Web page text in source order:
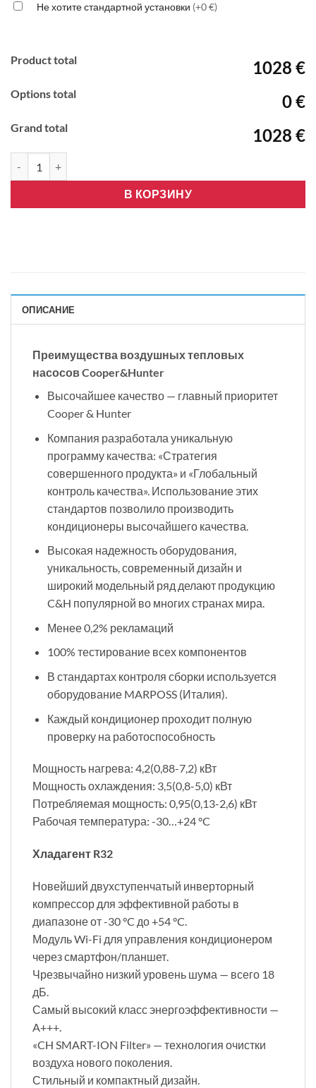
Не хотите стандартной установки (+0 €)
Product total 1028 €
Options total 0 €
Grand total 1028 €
В КОРЗИНУ
ОПИСАНИЕ
Преимущества воздушных тепловых
насосов Cooper&Hunter
Высочайшее качество — главный приоритет
Cooper & Hunter
Компания разработала уникальную
программу качества: «Стратегия
совершенного продукта» и «Глобальный
контроль качества». Использование этих
стандартов позволило производить
кондиционеры высочайшего качества.
Высокая надежность оборудования,
уникальность, современный дизайн и
широкий модельный ряд делают продукцию
C&H популярной во многих странах мира.
Менее 0,2% рекламаций
100% тестирование всех компонентов
В стандартах контроля сборки используется
оборудование MARPOSS (Италия).
Каждый кондиционер проходит полную
проверку на работоспособность
Мощность нагрева: 4,2(0,88-7,2) кВт
Мощность охлаждения: 3,5(0,8-5,0) кВт
Потребляемая мощность: 0,95(0,13-2,6) кВт
Рабочая температура: -30…+24 °C
Хладагент R32
Новейший двухступенчатый инверторный
компрессор для эффективной работы в
диапазоне от -30 °C до +54 °C.
Модуль Wi-Fi для управления кондиционером
через смартфон/планшет.
Чрезвычайно низкий уровень шума — всего 18
дБ.
Самый высокий класс энергоэффективности —
A+++.
«CH SMART-ION Filter» — технология очистки
воздуха нового поколения.
Стильный и компактный дизайн.